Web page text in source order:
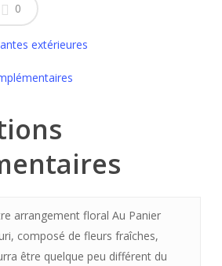
0
extérieures
arrangement floral Au Panier
composé de fleurs fraîches,
être quelque peu différent du